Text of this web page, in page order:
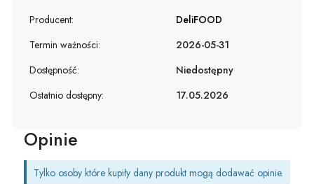
Producent:
DeliFOOD
Termin ważności:
2026-05-31
Dostępność:
Niedostępny
Ostatnio dostępny:
17.05.2026
Opinie
Tylko osoby które kupiły dany produkt mogą dodawać opinie.